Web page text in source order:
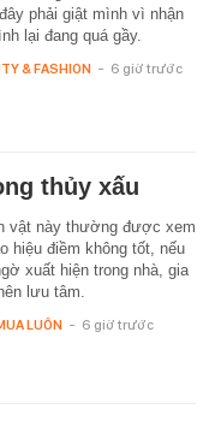
phải giật mình vì nhận
lại đang quá gầy.
& FASHION - 6 giờ trước
thủy xấu
vật này thường được xem
hiệu điềm không tốt, nếu
xuất hiện trong nhà, gia
lưu tâm.
LUÔN - 6 giờ trước